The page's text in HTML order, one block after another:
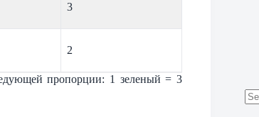
3
2
пропорции: 1 зеленый = 3